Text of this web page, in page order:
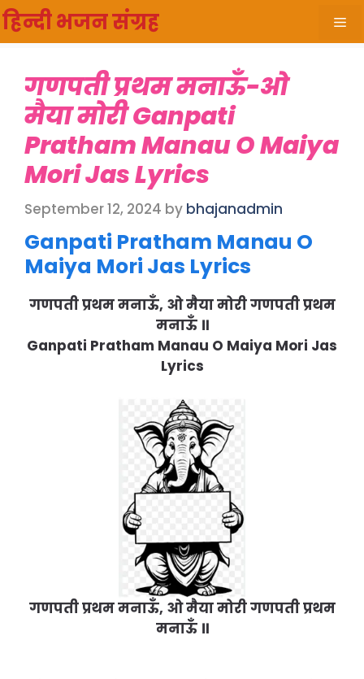
Skip
to
content
हिन्दी भजन संग्रह
गणपती प्रथम मनाऊँ-ओ
मैया मोरी Ganpati
Pratham Manau O Maiya
Mori Jas Lyrics
September 12, 2024 by bhajanadmin
Ganpati Pratham Manau O
Maiya Mori Jas Lyrics
गणपती प्रथम मनाऊँ, ओ मैया मोरी गणपती प्रथम
मनाऊँ ॥
Ganpati Pratham Manau O Maiya Mori Jas
Lyrics
गणपती प्रथम मनाऊँ, ओ मैया मोरी गणपती प्रथम
मनाऊँ ॥